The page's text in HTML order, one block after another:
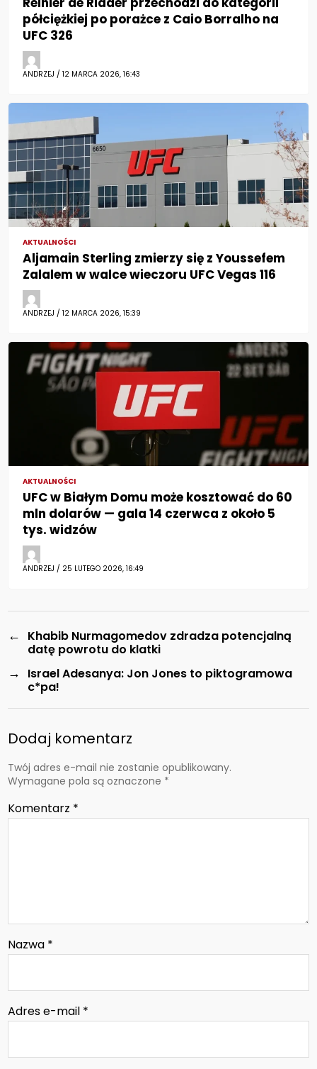
półciężkiej po porażce z Caio Borralho na
UFC 326
ANDRZEJ / 12 MARCA 2026, 16:43
AKTUALNOŚCI
Aljamain Sterling zmierzy się z Youssefem
Zalalem w walce wieczoru UFC Vegas 116
ANDRZEJ / 12 MARCA 2026, 15:39
AKTUALNOŚCI
UFC w Białym Domu może kosztować do 60
mln dolarów — gala 14 czerwca z około 5
tys. widzów
ANDRZEJ / 25 LUTEGO 2026, 16:49
←
Khabib Nurmagomedov zdradza potencjalną
datę powrotu do klatki
→
Israel Adesanya: Jon Jones to piktogramowa
c*pa!
Dodaj komentarz
Twój adres e-mail nie zostanie opublikowany.
Wymagane pola są oznaczone *
Komentarz *
Nazwa *
Adres e-mail *